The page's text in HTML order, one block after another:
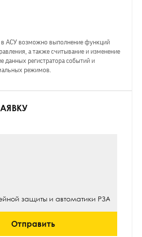
в АСУ возможно выполнение функций
а также считывание и изменение
данных регистратора событий и
режимов.
Отправить